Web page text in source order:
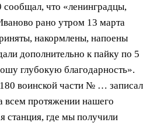
что «ленинградцы,
рано утром 13 марта
накормлены, напоены
дополнительно к пайку по 5
глубокую благодарность».
воинской части № … записал
всем протяжении нашего
станция, где мы получили